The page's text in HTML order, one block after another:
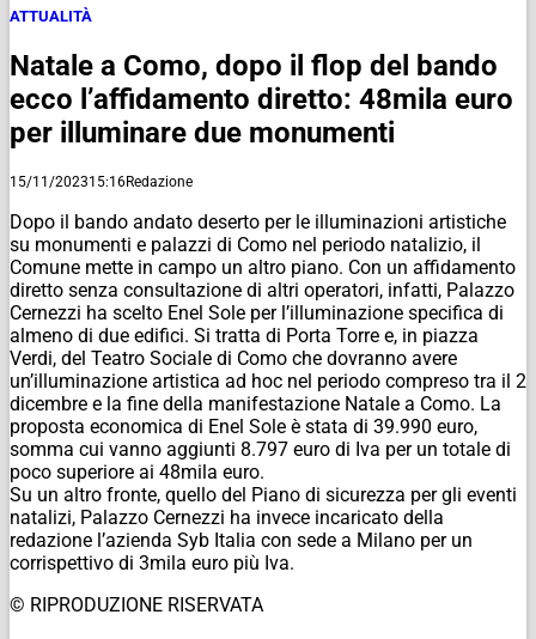
ATTUALITÀ
Natale a Como, dopo il flop del bando
ecco l’affidamento diretto: 48mila euro
per illuminare due monumenti
15/11/202315:16Redazione
Dopo il bando andato deserto per le illuminazioni artistiche
su monumenti e palazzi di Como nel periodo natalizio, il
Comune mette in campo un altro piano. Con un affidamento
diretto senza consultazione di altri operatori, infatti, Palazzo
Cernezzi ha scelto Enel Sole per l’illuminazione specifica di
almeno di due edifici. Si tratta di Porta Torre e, in piazza
Verdi, del Teatro Sociale di Como che dovranno avere
un’illuminazione artistica ad hoc nel periodo compreso tra il 2
dicembre e la fine della manifestazione Natale a Como. La
proposta economica di Enel Sole è stata di 39.990 euro,
somma cui vanno aggiunti 8.797 euro di Iva per un totale di
poco superiore ai 48mila euro.
Su un altro fronte, quello del Piano di sicurezza per gli eventi
natalizi, Palazzo Cernezzi ha invece incaricato della
redazione l’azienda Syb Italia con sede a Milano per un
corrispettivo di 3mila euro più Iva.
© RIPRODUZIONE RISERVATA